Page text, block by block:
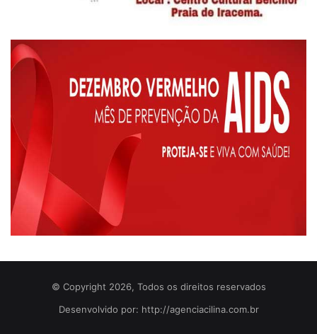
© Copyright 2026, Todos os direitos reservados
Desenvolvido por: http://agenciacilina.com.br